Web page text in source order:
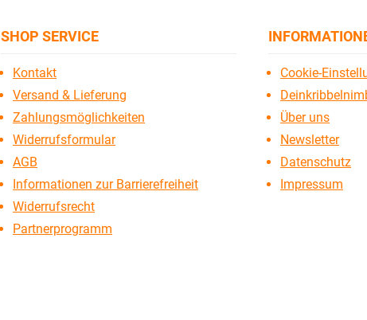
SHOP SERVICE
Kontakt
Versand & Lieferung
Zahlungsmöglichkeiten
Widerrufsformular
AGB
Informationen zur Barrierefreiheit
Widerrufsrecht
Partnerprogramm
Cookie-
Über uns
Newsletter
Datenschutz
Impressum